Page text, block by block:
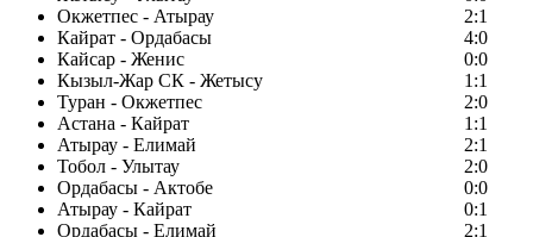
Окжетпес - Атырау
2:1
Кайрат - Ордабасы
4:0
Кайсар - Женис
0:0
Кызыл-Жар СК - Жетысу
1:1
Туран - Окжетпес
2:0
Астана - Кайрат
1:1
Атырау - Елимай
2:1
Тобол - Улытау
2:0
Ордабасы - Актобе
0:0
Атырау - Кайрат
0:1
Ордабасы - Елимай
2:1